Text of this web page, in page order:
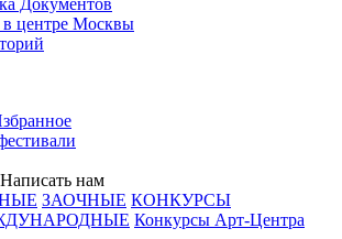
Документов
в центре Москвы
Написать нам
ЗАОЧНЫЕ КОНКУРСЫ
Конкурсы Арт-Центра